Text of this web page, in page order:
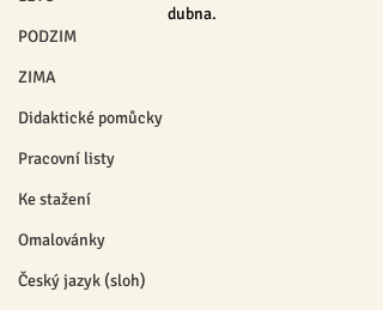
PODZIM
ZIMA
Didaktické pomůcky
Pracovní listy
Ke stažení
Omalovánky
Český jazyk (sloh)
dubna.